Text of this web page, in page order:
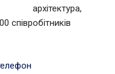
співробітників